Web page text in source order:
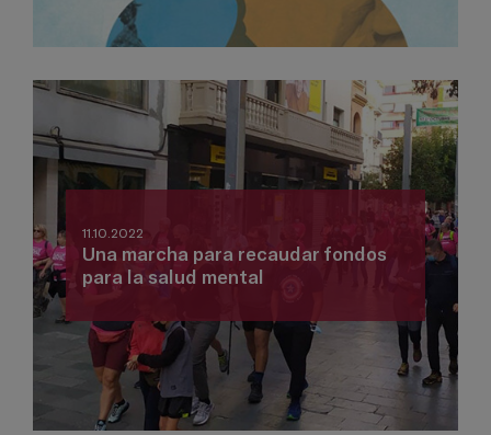
11.10.2022
Una marcha para recaudar fondos
para la salud mental